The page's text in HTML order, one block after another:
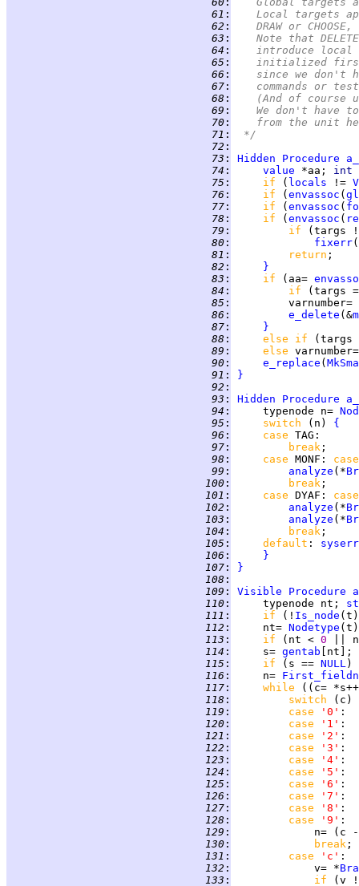
  61
:
Local targets
  62
:
DRAW or CHOOSE,
  63
:
Note that
  64
:
introduce local
  65
:
initialized
  66
:
since we don't
  67
:
commands or
  68
:
(And of course
  69
:
We don't have
  70
:
from the unit
  71
:
*/
  72
:
  73
: Hidden Procedure
  74
: value *aa; int
  75
: if ( locals !=
  76
: if ( envassoc (
  77
: if ( envassoc (
  78
: if ( envassoc (
  79
: if
(targs
  80
: fixerr(
  81
: return
  82
:
}
  83
: if (aa=
  84
: if
(targs
  85
:
         varnumber=
  86
: e_delete (&
  87
:
}
  88
: else if
(targs
  89
: else
  90
: e_replace (
  91
:
}
  92
:
  93
: Hidden Procedure
  94
:
     typenode n=
  95
: switch (n) {
  96
: case TAG
  97
: break
  98
: case MONF :
  99
: analyze (*
100 : break
101 : case DYAF :
102 : analyze (*
103 : analyze (*
104 : break
105 : default : syserr
106 :
}
107 :
}
108 :
109 : Visible Procedure
110 :
     typenode nt;
111 : if (! Is_node
112 :
     nt=
Nodetype
113 : if (nt < 0
||
114 :
     s=
gentab
115 : if (s == NULL )
116 :
     n=
117 : while
((c=
118 : switch
(c)
119 : case '0'
120 : case '1'
121 : case '2'
122 : case '3'
123 : case '4'
124 : case '5'
125 : case '6'
126 : case '7'
127 : case '8'
128 : case '9'
129 :
n= (c
130 : break
131 : case 'c'
132 :
             v= *
133 : if
(v